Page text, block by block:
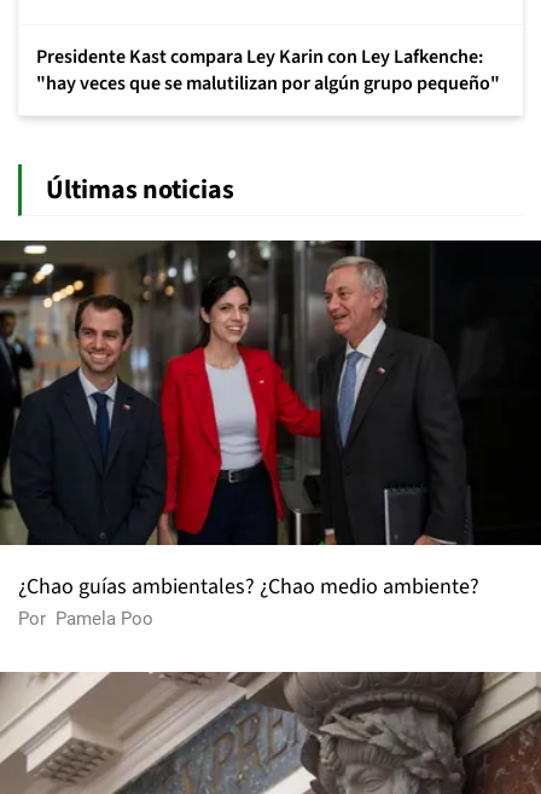
Presidente Kast compara Ley Karin con Ley Lafkenche:
"hay veces que se malutilizan por algún grupo pequeño"
Últimas noticias
¿Chao guías ambientales? ¿Chao medio ambiente?
Por Pamela Poo